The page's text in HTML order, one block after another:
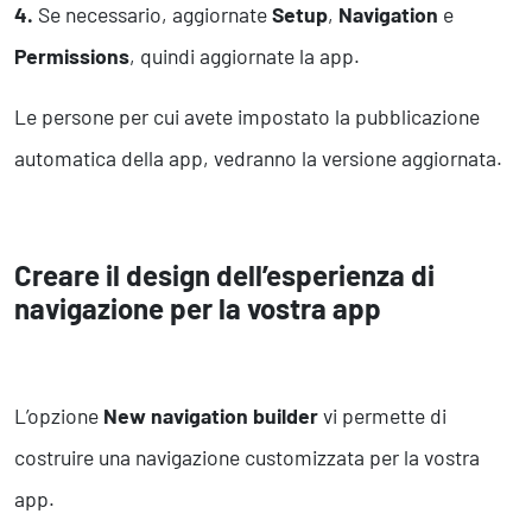
4. Se necessario, aggiornateSetup, Navigation e
Permissions, quindi aggiornate la app.
Le persone per cui avete impostato la pubblicazione
automatica della app, vedranno la versione aggiornata.
Creare il design dell’esperienza di
navigazione per la vostra app
L’opzione New navigation buildervi permette di
costruire una navigazione customizzata per la vostra
app.